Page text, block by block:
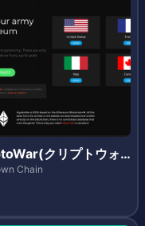
クリプトウォ
Chain